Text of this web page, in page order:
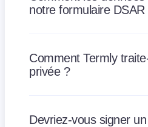
notre formulaire DSAR
Comment Termly
privée ?
Devriez-vous signer